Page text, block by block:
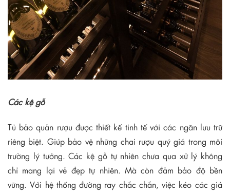
Các kệ gỗ
Tủ bảo quản rượu được thiết kế tinh tế với các ngăn lưu trữ
riêng biệt. Giúp bảo vệ những chai rượu quý giá trong môi
trường lý tưởng.Các kệ gỗ tự nhiên chưa qua xử lý không
chỉ mang lại vẻ đẹp tự nhiên. Mà còn đảm bảo độ bền
vững. Với hệ thống đường ray chắc chắn, việc kéo các giá